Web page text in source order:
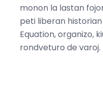
monon la lastan
peti liberan
Equation, organizo,
rondveturo de varoj.